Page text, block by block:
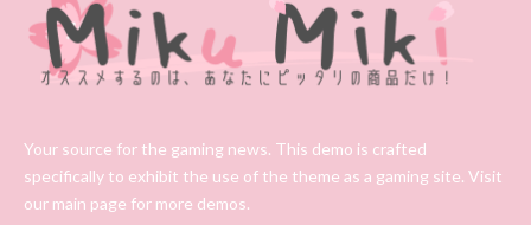
Your source for the gaming news. This demo is crafted
specifically to exhibit the use of the theme as a gaming site. Visit
our main page for more demos.